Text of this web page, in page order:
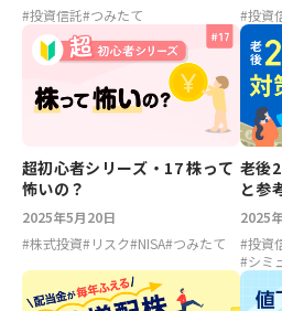
#投資信託#つみたて
#投資
超初心者シリーズ・17 株って
怖いの？
2025年5月20日
#株式投資#リスク#NISA#つみたて
老後
と参
2025
#投資
#シミ